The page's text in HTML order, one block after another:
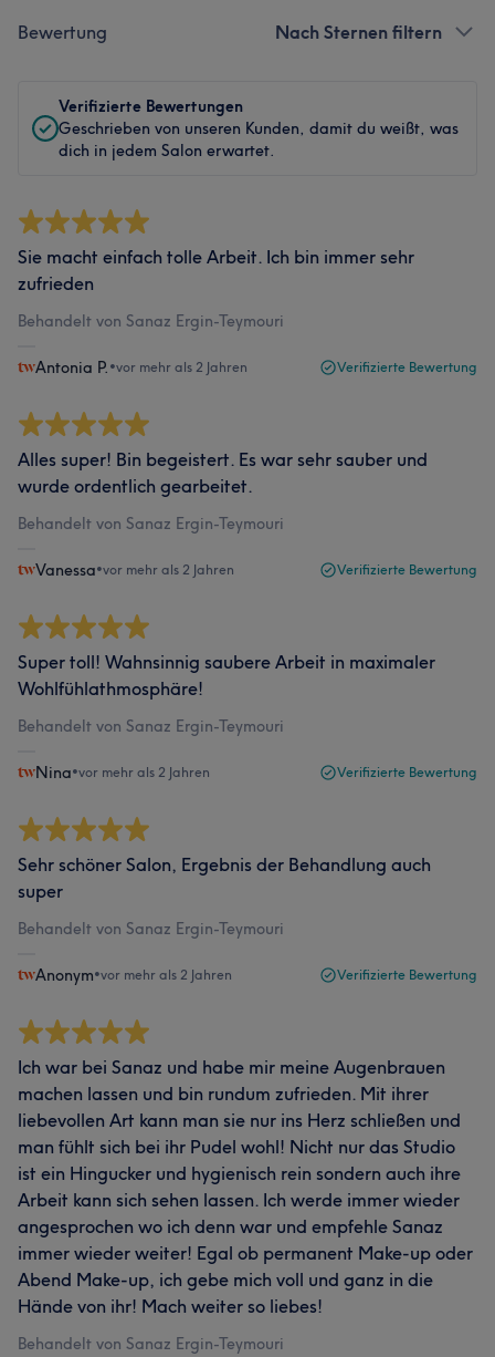
Bewertung Nach Sternen filtern
Verifizierte Bewertungen
Geschrieben von unseren Kunden, damit du weißt, was
dich in jedem Salon erwartet.
Sie macht einfach tolle Arbeit. Ich bin immer sehr
zufrieden
Behandelt von Sanaz Ergin-Teymouri
Antonia P. •vor mehr als 2 Jahren Verifizierte Bewertung
Alles super! Bin begeistert. Es war sehr sauber und
wurde ordentlich gearbeitet.
Behandelt von Sanaz Ergin-Teymouri
Vanessa•vor mehr als 2 Jahren Verifizierte Bewertung
Super toll! Wahnsinnig saubere Arbeit in maximaler
Wohlfühlathmosphäre!
Behandelt von Sanaz Ergin-Teymouri
Nina•vor mehr als 2 Jahren Verifizierte Bewertung
Sehr schöner Salon, Ergebnis der Behandlung auch
super
Behandelt von Sanaz Ergin-Teymouri
Anonym•vor mehr als 2 Jahren Verifizierte Bewertung
Ich war bei Sanaz und habe mir meine Augenbrauen
machen lassen und bin rundum zufrieden. Mit ihrer
liebevollen Art kann man sie nur ins Herz schließen und
man fühlt sich bei ihr Pudel wohl! Nicht nur das Studio
ist ein Hingucker und hygienisch rein sondern auch ihre
Arbeit kann sich sehen lassen. Ich werde immer wieder
angesprochen wo ich denn war und empfehle Sanaz
immer wieder weiter! Egal ob permanent Make-up oder
Abend Make-up, ich gebe mich voll und ganz in die
Hände von ihr! Mach weiter so liebes!
Behandelt von Sanaz Ergin-Teymouri